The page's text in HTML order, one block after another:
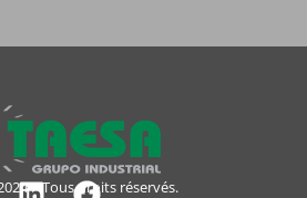
– Tous droits réservés.